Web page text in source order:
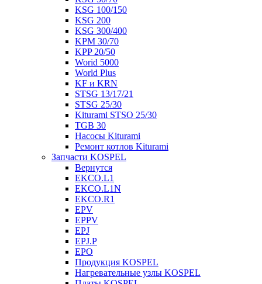
KSG 100/150
KSG 200
KSG 300/400
KPM 30/70
KPP 20/50
Worid 5000
World Plus
KF и KRN
STSG 13/17/21
STSG 25/30
Kiturami STSO 25/30
TGB 30
Насосы Kiturami
Ремонт котлов Kiturami
Запчасти KOSPEL
Вернутся
EKCO.L1
EKCO.L1N
EKCO.R1
EPV
EPPV
EPJ
EPJ.P
EPO
Продукция KOSPEL
Нагревательные узлы KOSPEL